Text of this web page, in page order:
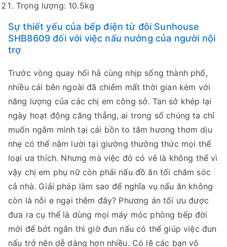
Trọng lượng: 10.5kg
Sự thiết yếu của bếp điện từ đôi Sunhouse
SHB8609 đối với việc nấu nướng của người nội
trợ
Trước vòng quay hối hả cùng nhịp sống thành phố,
nhiều cái bên ngoài đã chiếm mất thời gian kèm với
năng lượng của các chị em công sở. Tan sở khép lại
ngày hoạt động căng thẳng, ai trong số chúng ta chỉ
muốn ngâm mình tại cái bồn to tắm hương thơm dịu
nhẹ có thể nằm lười tại giường thưởng thức mọi thể
loại ưa thích. Nhưng mà việc đó có vẻ là không thể vì
vậy chị em phụ nữ còn phải nấu đồ ăn tối chăm sóc
cả nhà. Giải pháp làm sao để nghĩa vụ nấu ăn không
còn là nỗi e ngại thêm đây? Phương án tối ưu được
đưa ra cụ thể là dùng mọi máy móc phòng bếp đời
mới để bớt ngắn thì giờ đun nấu có thể giúp việc đun
nấu trở nên dễ dàng hơn nhiều. Có lẽ các bạn vô